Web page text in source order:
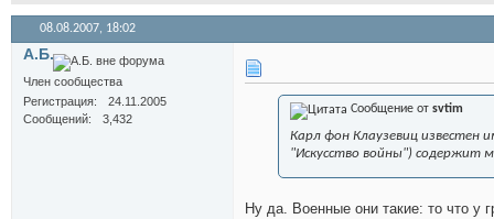
08.08.2007, 18:02
А.Б.
Член сообщества
Регистрация
24.11.2005
Сообщений
3,432
Сообщение от svtim
Карл фон Клаузевиц известен
"Искусство войны") содержит
Ну да. Военные они такие: то что у